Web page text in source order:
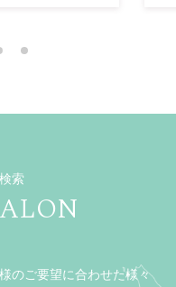
索
のご要望に合わせた様々